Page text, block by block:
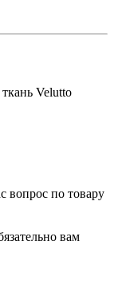
Velutto
вопрос по товару
вам